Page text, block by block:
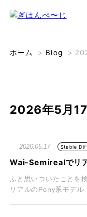
ホーム > Blog >
2026年5月17
2026.05.17 Stable
Wai-Semirealでリ
ふと思いついたことを
リアルのPony系モデ